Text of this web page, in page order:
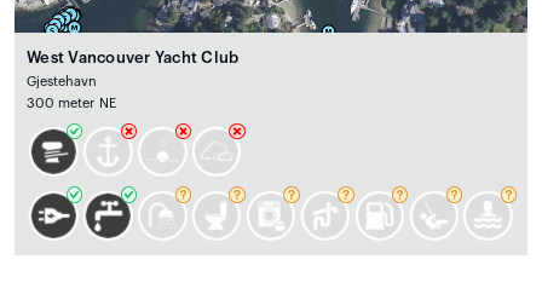
West Vancouver Yacht Club
Gjestehavn
300 meter NE